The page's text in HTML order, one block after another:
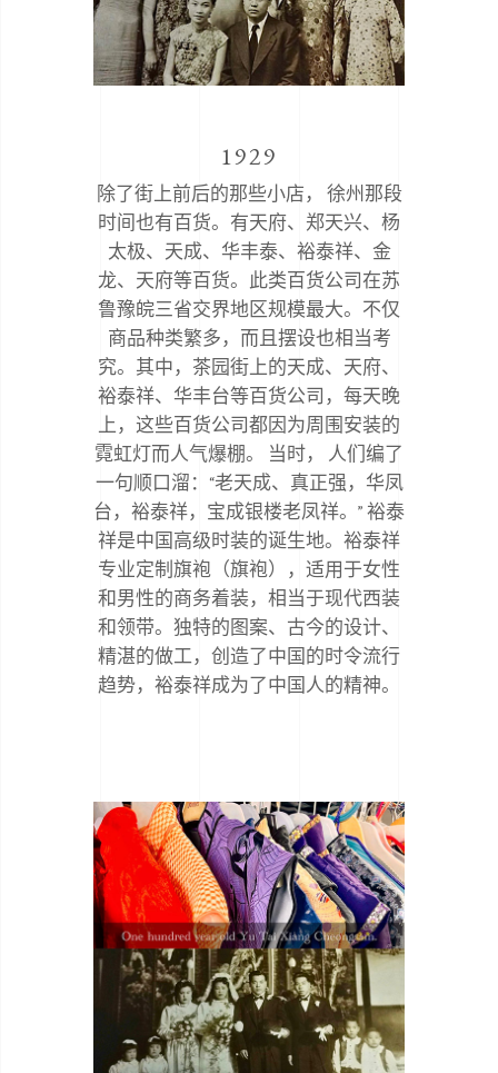
1929
除了街上前后的那些小店， 徐州那段
时间也有百货。有天府、郑天兴、杨
太极、天成、华丰泰、裕泰祥、金
龙、天府等百货。此类百货公司在苏
鲁豫皖三省交界地区规模最大。不仅
商品种类繁多，而且摆设也相当考
究。其中，茶园街上的天成、天府、
裕泰祥、华丰台等百货公司，每天晚
上，这些百货公司都因为周围安装的
霓虹灯而人气爆棚。 当时， 人们编了
一句顺口溜：“老天成、真正强，华凤
台，裕泰祥，宝成银楼老凤祥。” 裕泰
祥是中国高级时装的诞生地。裕泰祥
专业定制旗袍（旗袍），适用于女性
和男性的商务着装，相当于现代西装
和领带。独特的图案、古今的设计、
精湛的做工，创造了中国的时令流行
趋势，裕泰祥成为了中国人的精神。